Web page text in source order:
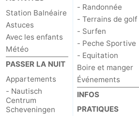
aan
Zee
Noordhollands
duinreservaat
-
Wijk
aan
Zee
-
Nature
Zuid-
Kennermerland
-
Amsterdam
-
Haarlem
-
Station Balnéaire
Astuces
Avec les enfants
Météo
PASSER LA NUIT
Appartements
- Nautisch
Centrum
Scheveningen
- Randonnée
- Terrains de golf
- Surfen
- Peche Sportive
- Equitation
Boire et manger
Événements
INFOS
PRATIQUES